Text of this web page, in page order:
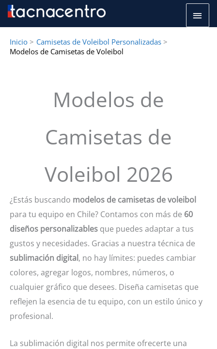
Inicio
Camisetas de Voleibol Personalizadas
Modelos de Camisetas de Voleibol
Modelos de
Camisetas de
Voleibol 2026
¿Estás buscando modelos de camisetas de voleibol
para tu equipo en Chile? Contamos con más de 60
diseños personalizables que puedes adaptar a tus
gustos y necesidades. Gracias a nuestra técnica de
sublimación digital, no hay límites: puedes cambiar
colores, agregar logos, nombres, números, o
cualquier gráfico que desees. Diseña camisetas que
reflejen la esencia de tu equipo, con un estilo único y
profesional.
La sublimación digital nos permite ofrecerte una